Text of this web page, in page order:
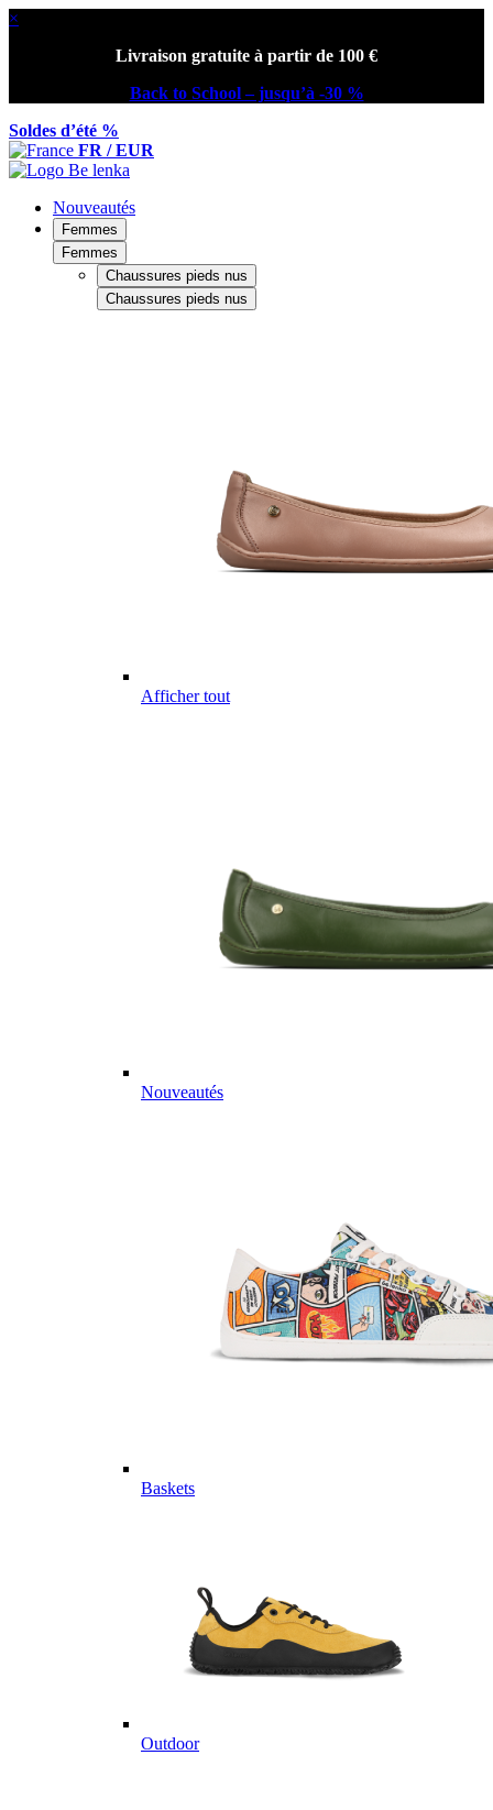
×
Livraison gratuite à partir de 100 €
Back to School – jusqu’à -30 %
Soldes d’été %
FR / EUR
Nouveautés
Femmes
Femmes
Chaussures pieds nus
Chaussures pieds nus
Afficher tout
Nouveautés
Baskets
Outdoor